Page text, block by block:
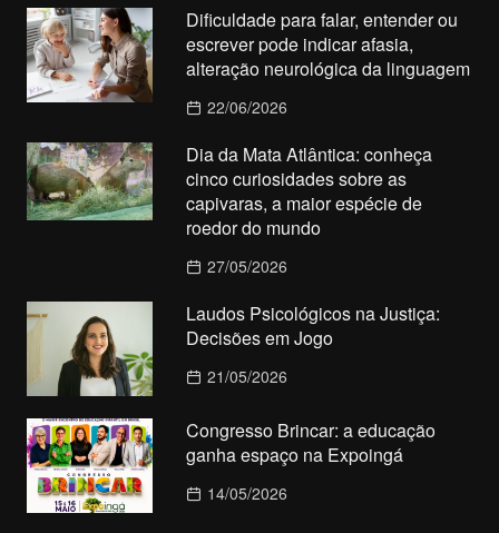
Dificuldade para falar, entender ou
escrever pode indicar afasia,
alteração neurológica da linguagem
22/06/2026
Dia da Mata Atlântica: conheça
cinco curiosidades sobre as
capivaras, a maior espécie de
roedor do mundo
27/05/2026
Laudos Psicológicos na Justiça:
Decisões em Jogo
21/05/2026
Congresso Brincar: a educação
ganha espaço na Expoingá
14/05/2026